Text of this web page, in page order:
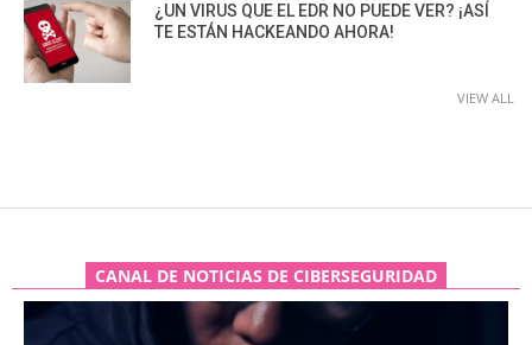
¿UN VIRUS QUE EL EDR NO PUEDE VER? ¡ASÍ
TE ESTÁN HACKEANDO AHORA!
VIEW ALL
CANAL DE NOTICIAS DE CIBERSEGURIDAD